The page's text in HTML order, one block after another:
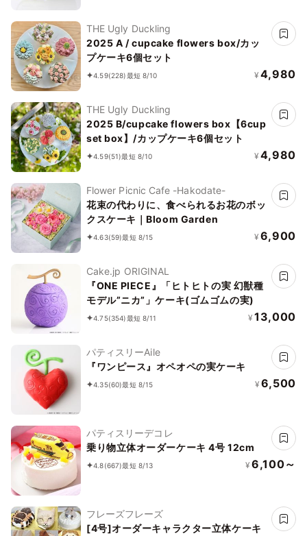
THE Ugly Duckling
2025 A / cupcake flowers box/カッ
プケーキ6個セット
4.59(228)最短 8/10 ¥ 4,980
THE Ugly Duckling
2025 B/cupcake flowers box【6cup
set box】/カップケーキ6個セット
4.59(51)最短 8/10 ¥ 4,980
Flower Picnic Cafe -Hakodate-
花束の代わりに、食べられるお花のボッ
クスケーキ｜Bloom Garden
4.63(59)最短 8/15 ¥ 6,900
Cake.jp ORIGINAL
『ONE PIECE』「ヒトヒトの実 幻獣種
モデル”ニカ”」ケーキ(ゴムゴムの実)
4.75(354)最短 8/11 ¥ 13,000
パティスリーAile
『ワンピース』オペオペの実ケーキ
4.35(60)最短 8/15 ¥ 6,500
パティスリーデコレ
乗り物立体オーダーケーキ 4号 12cm
4.8(667)最短 8/13 ¥ 6,100～
フレーズフレーズ
[4号]オーダーキャラクター立体ケーキ